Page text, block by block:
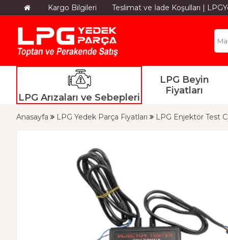
Kargo Bilgileri Teslimat ve İade Koşulları |
LPG Arızaları ve Sebepleri
LPG Beyin
Fiyatları
Anasayfa LPG Yedek Parça Fiyatları LPG Enjektör Test